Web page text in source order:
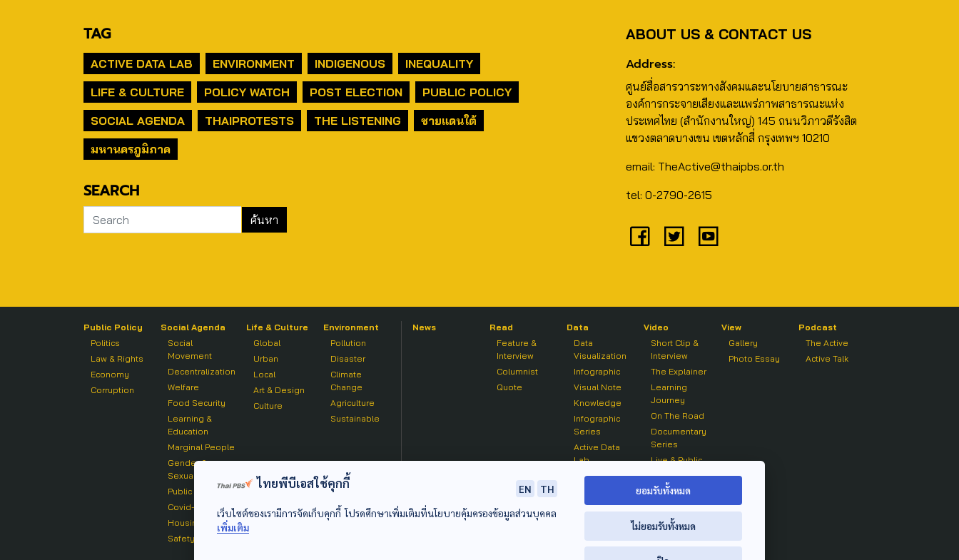
TAG
ACTIVE DATA LAB ENVIRONMENT INDIGENOUS
INEQUALITY
LIFE & CULTURE
POLICY WATCH POST ELECTION
PUBLIC POLICY
SOCIAL AGENDA
THAIPROTESTS THE LISTENING
ชายแดนใต้
มหานครภูมิภาค
SEARCH
ABOUT US & CONTACT US
Address:
ศูนย์สื่อสารวาระทางสังคมและนโยบายสาธารณะ
องค์การกระจายเสียงและแพร่ภาพสาธารณะแห่ง
ประเทศไทย (สำนักงานใหญ่) 145 ถนนวิภาวดีรังสิต
แขวงตลาดบางเขน เขตหลักสี่ กรุงเทพฯ 10210
email: TheActive@thaipbs.or.th
tel: 0-2790-2615
Public Policy
Politics
Law & Rights
Economy
Corruption
Social Agenda
Social
Movement
Decentralization
Welfare
Food Security
Learning &
Education
Marginal People
Gender &
Sexuality
Public Health
Covid-19
Housing
Safety
Life & Culture
Global
Urban
Local
Art & Design
Culture
Environment
Pollution
Disaster
Climate
Change
Agriculture
Sustainable
News
Read
Feature &
Interview
Columnist
Quote
Data
Data
Visualization
Infographic
Visual Note
Knowledge
Infographic
Series
Active Data
Lab
Video
Short Clip &
Interview
The Explainer
Learning
Journey
On The Road
Documentary
Series
Live & Public
On air Clip
View
Gallery
Photo Essay
Podcast
The Active
Active Talk
ไทยพีบีเอสใช้คุกกี้ EN
TH
เว็บไซต์ของเรามีการจัดเก็บคุกกี้ โปรดศึกษาเพิ่มเติมที่นโยบายคุ้มครองข้อมูลส่วนบุคคล
เพิ่มเติม
ยอมรับทั้งหมด
ไม่ยอมรับทั้งหมด